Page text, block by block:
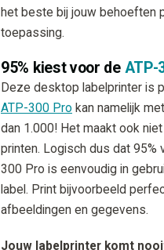
het beste bij jouw behoeften
toepassing.
95% kiest voor de ATP-
Deze desktop labelprinter is
ATP-300 Pro kan namelijk
dan 1.000! Het maakt ook
printen. Logisch dus dat 95%
300 Pro is eenvoudig in
label. Print bijvoorbeeld
afbeeldingen en gegevens.
Jouw labelprinter komt